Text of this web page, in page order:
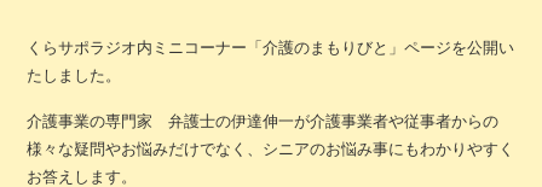
くらサポラジオ内ミニコーナー「介護のまもりびと」ページを公開い
たしました。
介護事業の専門家 弁護士の伊達伸一が介護事業者や従事者からの
様々な疑問やお悩みだけでなく、シニアのお悩み事にもわかりやすく
お答えします。